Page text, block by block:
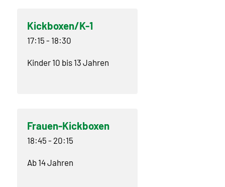
Kickboxen/K-1
17:15 - 18:30
Kinder 10 bis 13 Jahren
Frauen-Kickboxen
18:45 - 20:15
Ab 14 Jahren